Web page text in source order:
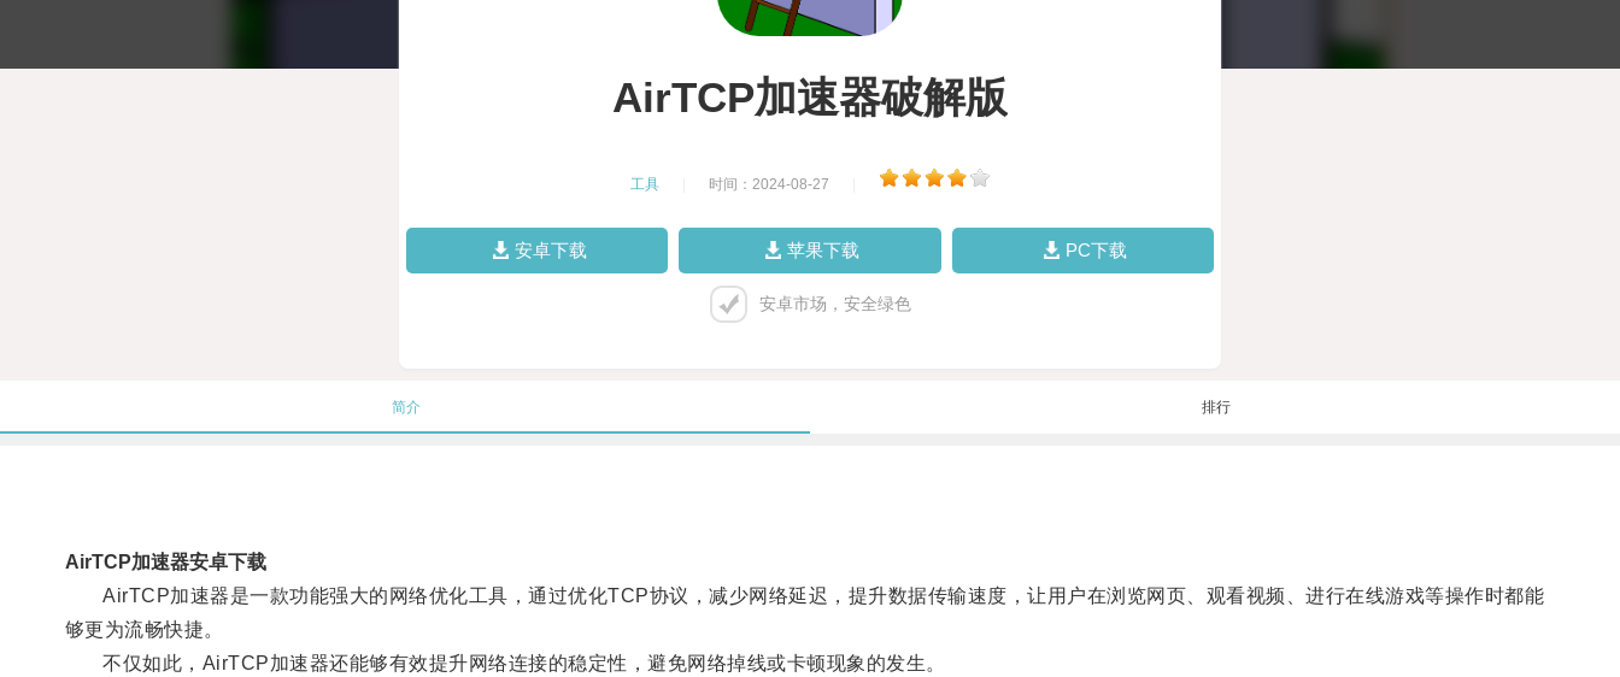
AirTCP加速器破解版
工具 时间：2024-08-27
安卓下载 苹果下载 PC下载
安卓市场，安全绿色
简介 排行
AirTCP加速器安卓下载
AirTCP加速器是一款功能强大的网络优化工具，通过优化TCP协议，减少网络延迟，提升数据传输速度，让用户在浏览网页、观看视频、进行在线游戏等操作时都能
够更为流畅快捷。
不仅如此，AirTCP加速器还能够有效提升网络连接的稳定性，避免网络掉线或卡顿现象的发生。